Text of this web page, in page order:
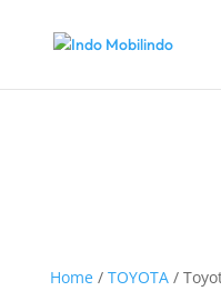
Home/ TOYOTA/